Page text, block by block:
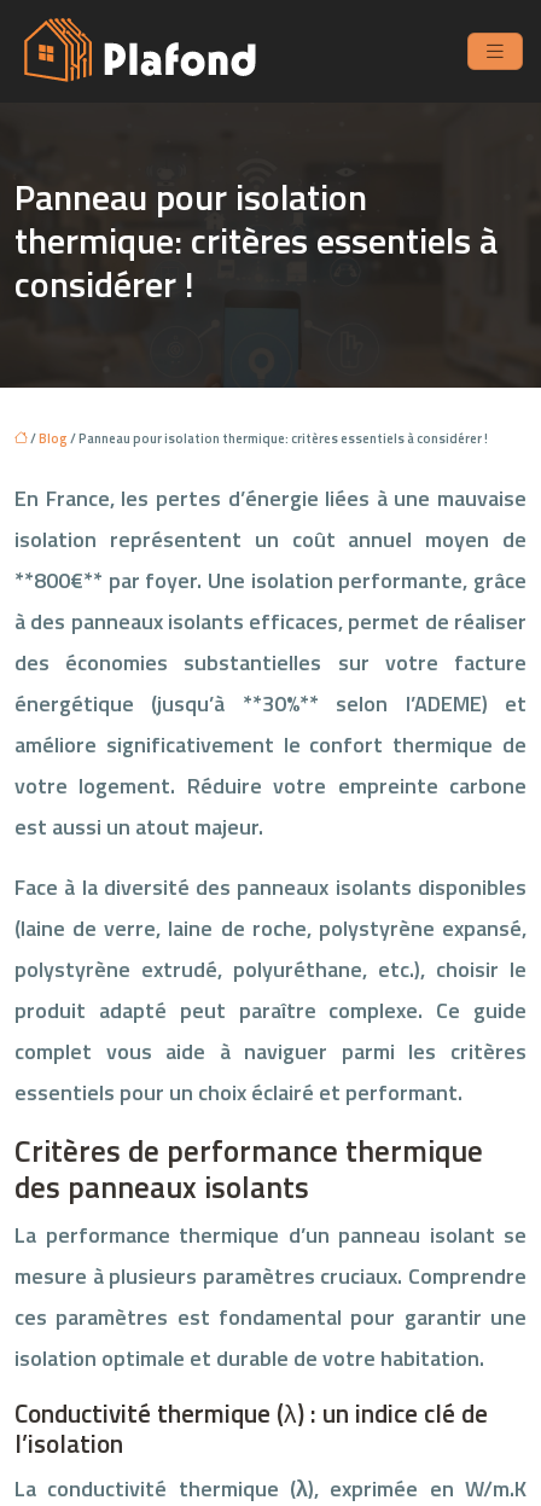
Panneau pour isolation
thermique: critères essentiels à
considérer !
/Blog/ Panneau pour isolation thermique: critères essentiels à considérer !
En France, les pertes d’énergie liées à une mauvaise
isolation représentent un coût annuel moyen de
**800€** par foyer. Une isolation performante, grâce
à des panneaux isolants efficaces, permet de réaliser
des économies substantielles sur votre facture
énergétique (jusqu’à **30%** selon l’ADEME) et
améliore significativement le confort thermique de
votre logement. Réduire votre empreinte carbone
est aussi un atout majeur.
Face à la diversité des panneaux isolants disponibles
(laine de verre, laine de roche, polystyrène expansé,
polystyrène extrudé, polyuréthane, etc.), choisir le
produit adapté peut paraître complexe. Ce guide
complet vous aide à naviguer parmi les critères
essentiels pour un choix éclairé et performant.
Critères de performance thermique
des panneaux isolants
La performance thermique d’un panneau isolant se
mesure à plusieurs paramètres cruciaux. Comprendre
ces paramètres est fondamental pour garantir une
isolation optimale et durable de votre habitation.
Conductivité thermique (λ) : un indice clé de
l’isolation
La conductivité thermique (λ), exprimée en W/m.K